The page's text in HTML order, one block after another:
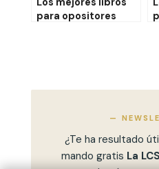
para opositores
—
¿Te ha resultado
mando gratis La